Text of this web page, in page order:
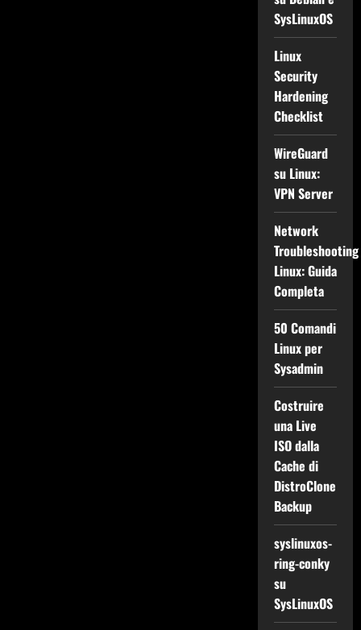
SysLinuxOS
Linux
Security
Hardening
Checklist
WireGuard
su Linux:
VPN Server
Network
Troubleshooting
Linux: Guida
Completa
50 Comandi
Linux per
Sysadmin
Costruire
una Live
ISO dalla
Cache di
DistroClone
Backup
syslinuxos-
ring-conky
su
SysLinuxOS